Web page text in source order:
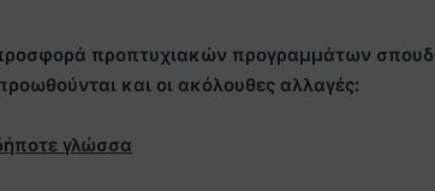
προπτυχιακών προγραμμάτων
και οι ακόλουθες αλλαγές:
γλώσσα